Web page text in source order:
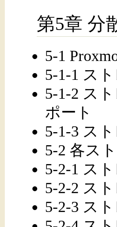
第5章 分
5-1
5-1-1 ス
5-1-2 ス
ポート
5-1-3 ス
5-2 各ス
5-2-1 ス
5-2-2 ス
5-2-3 ス